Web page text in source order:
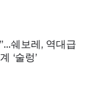
쉐보레, 역대급
‘술렁’